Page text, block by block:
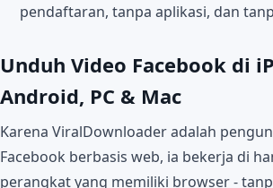
pendaftaran, tanpa aplikasi, dan
Unduh Video Facebook di
Android, PC & Mac
Karena ViralDownloader adalah
Facebook berbasis web, ia bekerja di
perangkat yang memiliki browser -